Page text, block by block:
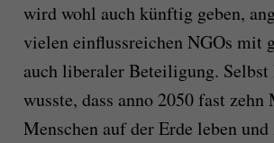
wird wohl auch künftig geben,
vielen einflussreichen NGOs mit
auch liberaler Beteiligung.
wusste, dass anno 2050 fast
Menschen auf der Erde leben